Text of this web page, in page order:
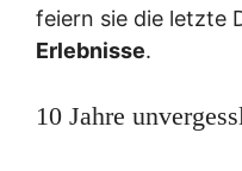
feiern sie die letzte
Erlebnisse.
10 Jahre